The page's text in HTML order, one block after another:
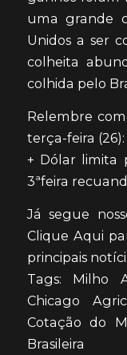
uma grande
Unidos a ser
colheita
colhida pelo
Relembre
terça-feira (26):
+ Dólar limita
3ªfeira
Já segue
Clique Aqui
principais
Tags: Milho
Chicago
Cotação do
Brasileira